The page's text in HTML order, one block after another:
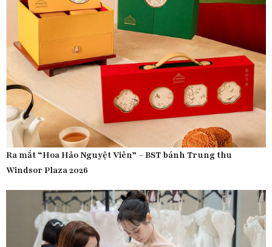
Ra mắt “Hoa Hảo Nguyệt Viên” – BST bánh Trung thu
Windsor Plaza 2026